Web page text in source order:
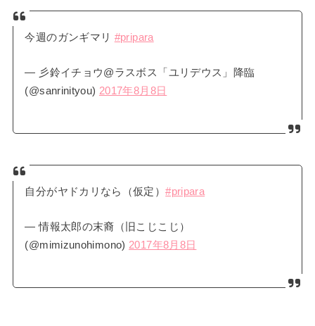
今週のガンギマリ #pripara
— 彡鈴イチョウ@ラスボス「ユリデウス」降臨
(@sanrinityou) 2017年8月8日
自分がヤドカリなら（仮定）#pripara
— 情報太郎の末裔（旧こじこじ）
(@mimizunohimono) 2017年8月8日